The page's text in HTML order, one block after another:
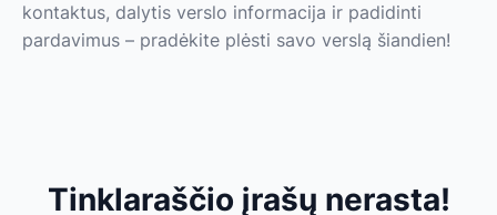
kontaktus, dalytis verslo informacija ir padidinti
pardavimus – pradėkite plėsti savo verslą šiandien!
Tinklaraščio įrašų nerasta!